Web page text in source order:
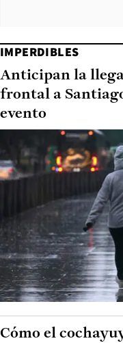
IMPERDIBLES
Anticipan la
frontal a
evento
Cómo el